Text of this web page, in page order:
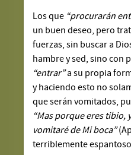
Los que “procurarán
un buen deseo, pero
fuerzas, sin buscar a
hambre y sed, sino con
“entrar”a su propia
y haciendo esto no
que serán vomitados,
“Mas porque eres tibio,
vomitaré de Mi boca”
terriblemente